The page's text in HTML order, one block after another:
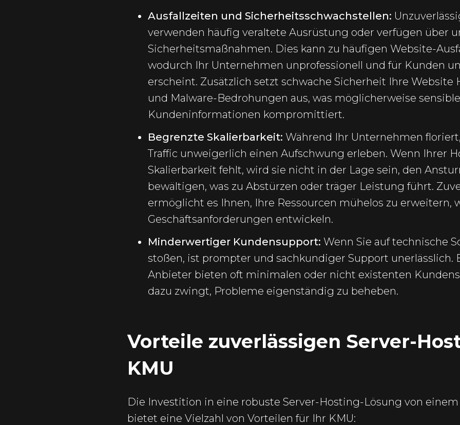
Ausfallzeiten und Sicherheitsschwachstellen:
verwenden häufig veraltete Ausrüstung oder verfügen über
Sicherheitsmaßnahmen. Dies kann zu häufigen Website-
wodurch Ihr Unternehmen unprofessionell und für Kunden
erscheint. Zusätzlich setzt schwache Sicherheit Ihre Website
und Malware-Bedrohungen aus, was möglicherweise
Kundeninformationen kompromittiert.
Begrenzte Skalierbarkeit: Während Ihr Unternehmen
Traffic unweigerlich einen Aufschwung erleben. Wenn Ihrer
Skalierbarkeit fehlt, wird sie nicht in der Lage sein, den
bewältigen, was zu Abstürzen oder träger Leistung führt.
ermöglicht es Ihnen, Ihre Ressourcen mühelos zu erweitern,
Geschäftsanforderungen entwickeln.
Minderwertiger Kundensupport: Wenn Sie auf technische
stoßen, ist prompter und sachkundiger Support
Anbieter bieten oft minimalen oder nicht existenten
dazu zwingt, Probleme eigenständig zu beheben.
Vorteile zuverlässigen Server-
KMU
Die Investition in eine robuste Server-Hosting-Lösung von
bietet eine Vielzahl von Vorteilen für Ihr KMU: